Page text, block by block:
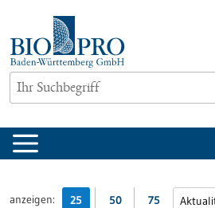
springen
anzeigen: 25 50 75